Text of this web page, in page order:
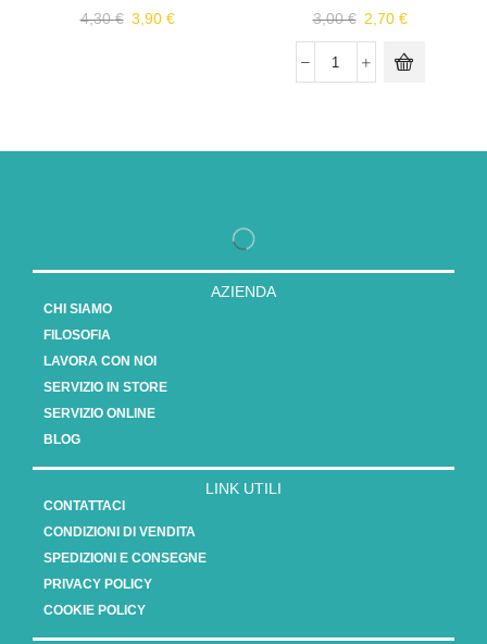
4,30€ 3,90 €
3,00€ 2,70 €
AZIENDA
CHI SIAMO
FILOSOFIA
LAVORA CON NOI
SERVIZIO IN STORE
SERVIZIO ONLINE
BLOG
LINK UTILI
CONTATTACI
CONDIZIONI DI VENDITA
SPEDIZIONI E CONSEGNE
PRIVACY POLICY
COOKIE POLICY